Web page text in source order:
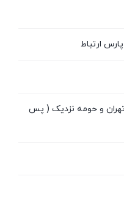
ارتباط
تهران و حومه نزدیک ( پس